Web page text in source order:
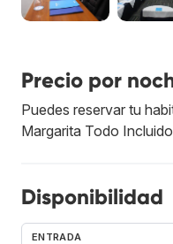
Precio por
Puedes reservar tu
Margarita Todo Incluido
Disponibilidad
ENTRADA